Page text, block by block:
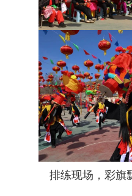
排练现场，彩旗